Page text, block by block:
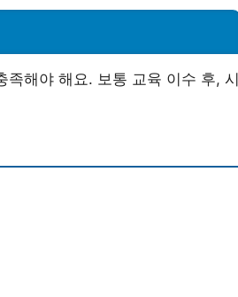
해야 해요. 보통 교육 이수 후, 시